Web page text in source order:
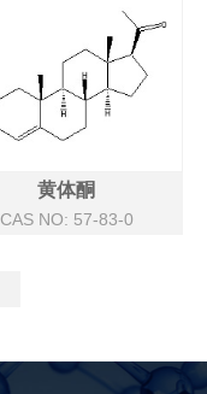
黄体酮
CAS NO: 57-83-0